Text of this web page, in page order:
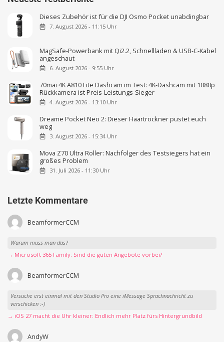
Dieses Zubehör ist für die DJI Osmo Pocket unabdingbar
7. August 2026 - 11:15 Uhr
MagSafe-Powerbank mit Qi2.2, Schnellladen & USB-C-Kabel
angeschaut
6. August 2026 - 9:55 Uhr
70mai 4K A810 Lite Dashcam im Test: 4K-Dashcam mit 1080p
Rückkamera ist Preis-Leistungs-Sieger
4. August 2026 - 13:10 Uhr
Dreame Pocket Neo 2: Dieser Haartrockner pustet euch
weg
3. August 2026 - 15:34 Uhr
Mova Z70 Ultra Roller: Nachfolger des Testsiegers hat ein
großes Problem
31. Juli 2026 - 11:30 Uhr
Letzte Kommentare
BeamformerCCM
Warum muss man das?
→ Microsoft 365 Family: Sind die guten Angebote vorbei?
BeamformerCCM
Versuche erst einmal mit den Studio Pro eine iMessage Sprachnachricht zu
verschicken :-)
→ iOS 27 macht die Uhr kleiner: Endlich mehr Platz fürs Hintergrundbild
AndyW